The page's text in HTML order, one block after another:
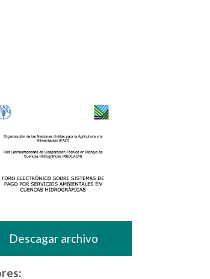
Descagar archivo